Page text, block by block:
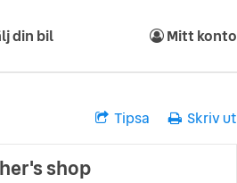
din bil Mitt konto
Tipsa Skriv ut
shop